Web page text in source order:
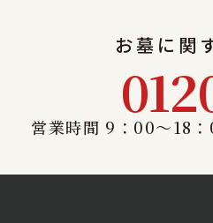
お墓に関
営業時間 9：00～18